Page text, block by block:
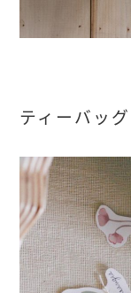
ティーバッ